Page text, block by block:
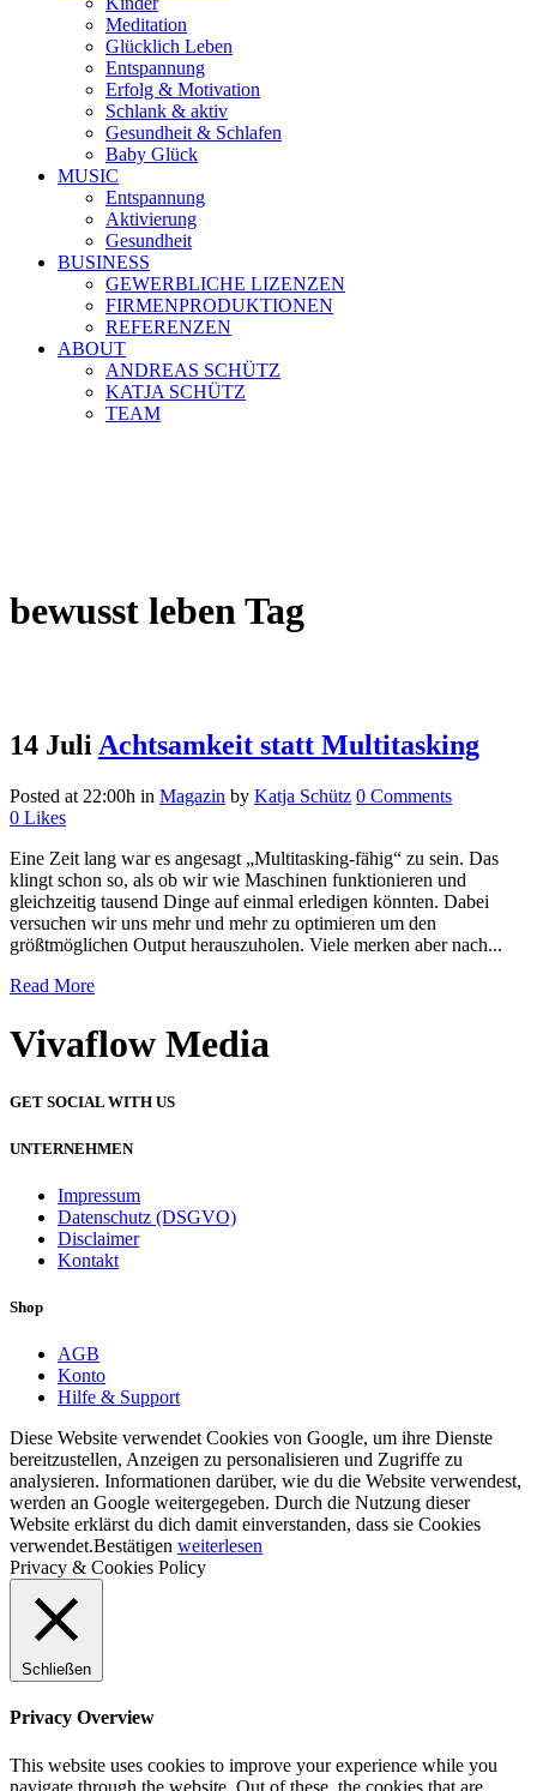
Meditation
Glücklich Leben
Entspannung
Erfolg & Motivation
Schlank & aktiv
Gesundheit & Schlafen
Baby Glück
MUSIC
Entspannung
Aktivierung
Gesundheit
BUSINESS
GEWERBLICHE LIZENZEN
FIRMENPRODUKTIONEN
REFERENZEN
ABOUT
ANDREAS SCHÜTZ
KATJA SCHÜTZ
TEAM
bewusst leben Tag
14 Juli Achtsamkeit statt Multitasking
Posted at 22:00h in Magazin by Katja Schütz 0 Comments
0 Likes
Eine Zeit lang war es angesagt „Multitasking-fähig“ zu sein. Das
klingt schon so, als ob wir wie Maschinen funktionieren und
gleichzeitig tausend Dinge auf einmal erledigen könnten. Dabei
versuchen wir uns mehr und mehr zu optimieren um den
größtmöglichen Output herauszuholen. Viele merken aber nach...
Read More
Vivaflow Media
GET SOCIAL WITH US
UNTERNEHMEN
Impressum
Datenschutz (DSGVO)
Disclaimer
Kontakt
Shop
AGB
Konto
Hilfe & Support
Diese Website verwendet Cookies von Google, um ihre Dienste
bereitzustellen, Anzeigen zu personalisieren und Zugriffe zu
analysieren. Informationen darüber, wie du die Website verwendest,
werden an Google weitergegeben. Durch die Nutzung dieser
Website erklärst du dich damit einverstanden, dass sie Cookies
verwendet.Bestätigen weiterlesen
Privacy & Cookies Policy
Schließen
Privacy Overview
This website uses cookies to improve your experience while you
navigate through the website. Out of these, the cookies that are